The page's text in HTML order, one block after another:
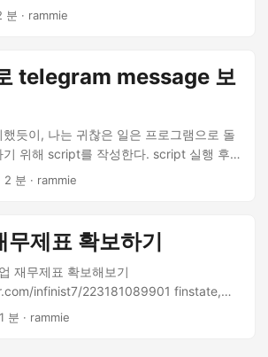
주 나오는 코인 시장에 적합 🔧 조건:
< BB_lower: buy() set_stop_loss(-3%)
✅ 장점: 잦은 거래 X → 수수료 부담 낮
음 ⚠️ 리스크: 급락장에서는 손절 연속 가
Following) 📌 개념: 강한 상승 추세 초입에
시 지속 수익 뉴스/ETF 수혜 시기, 펌핑 장
이 20일 고점 돌파 거래량이 최근 20일 평
✅ 장점: 추세장이면 큰 수익
→ 필터링 필수 ✅ 3. 김프/역프 차익거래
업비트 vs 바이낸스 간 가격 차이 발생 시
이낸스 가격: 1000만 원 업비트 가격:
분 · rammie
telegram message 보
듯이, 나는 귀찮은 일은 프로그램으로 돌
기 위해 script를 작성한다. script 실행 후에
크하지 않지만, 원하는 조건이 되면 알림을
다. 단순하게는 SMS메세지로 알림을 보내
, 일단 국내에서는 무료로 Web발신 SMS
(통장 입출금 내역을 SMS로 받는건 유료
림으로 받는건 무료인데는 다 이유가 있
2 분 · rammie
제표 확보하기
재무제표 확보해보기
infinist7/223181089901 finstate,
115# Open DART로
1 분 · rammie